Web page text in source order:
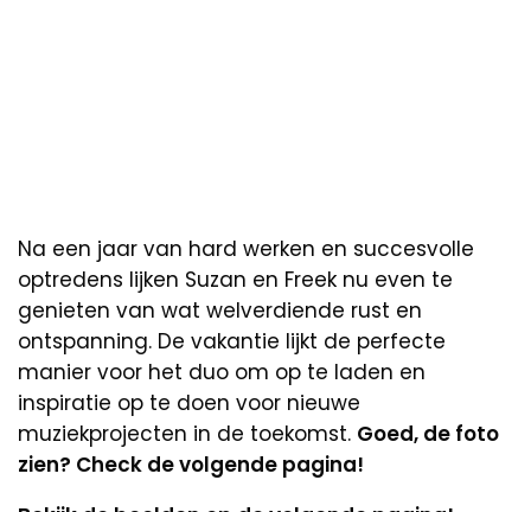
Na een jaar van hard werken en succesvolle
optredens lijken Suzan en Freek nu even te
genieten van wat welverdiende rust en
ontspanning. De vakantie lijkt de perfecte
manier voor het duo om op te laden en
inspiratie op te doen voor nieuwe
muziekprojecten in de toekomst. Goed, de foto
zien? Check de volgende pagina!